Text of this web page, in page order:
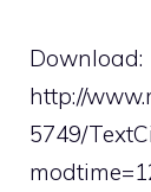
Download:
http://
5749/